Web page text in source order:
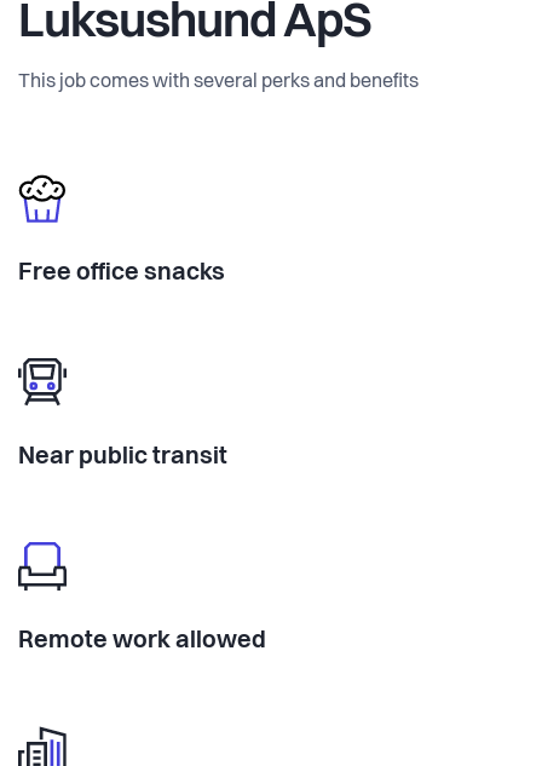
Luksushund ApS
This job comes with several perks and benefits
Free office snacks
Near public transit
Remote work allowed